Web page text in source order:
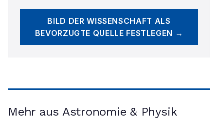
BILD DER WISSENSCHAFT ALS
BEVORZUGTE QUELLE FESTLEGEN →
Mehr aus Astronomie & Physik